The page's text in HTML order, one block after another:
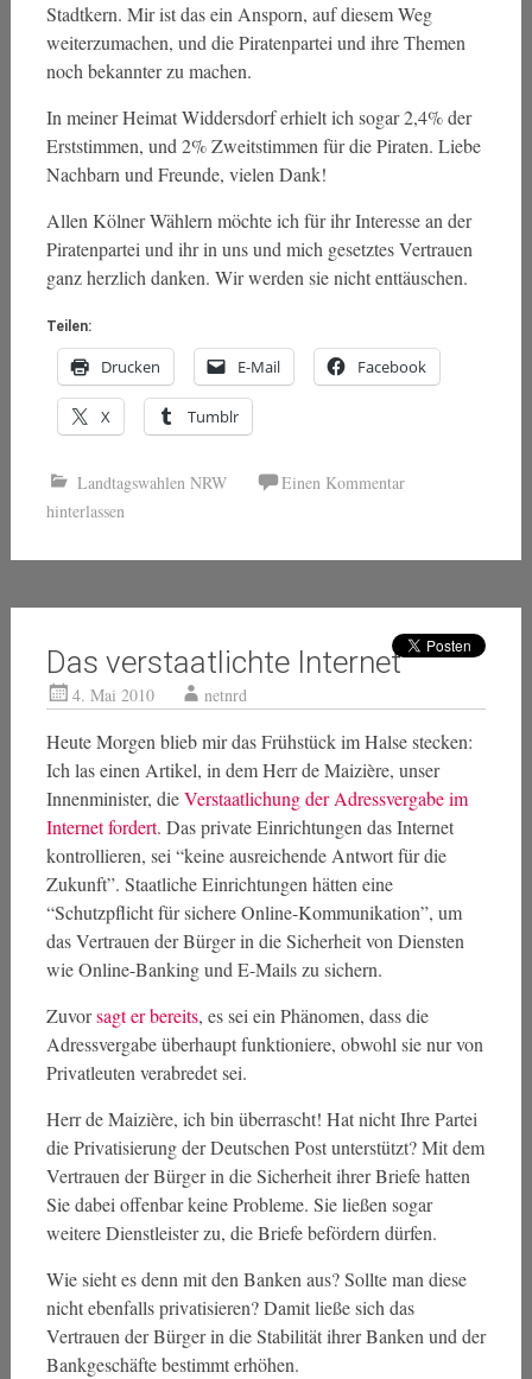
Stadtkern. Mir ist das ein Ansporn, auf diesem Weg
weiterzumachen, und die Piratenpartei und ihre Themen
noch bekannter zu machen.
In meiner Heimat Widdersdorf erhielt ich sogar 2,4% der
Erststimmen, und 2% Zweitstimmen für die Piraten. Liebe
Nachbarn und Freunde, vielen Dank!
Allen Kölner Wählern möchte ich für ihr Interesse an der
Piratenpartei und ihr in uns und mich gesetztes Vertrauen
ganz herzlich danken. Wir werden sie nicht enttäuschen.
Teilen:
Drucken E-Mail Facebook
X Tumblr
Landtagswahlen NRW
Einen Kommentar
hinterlassen
Das verstaatlichte Internet
4. Mai 2010 netnrd
Heute Morgen blieb mir das Frühstück im Halse stecken:
Ich las einen Artikel, in dem Herr de Maizière, unser
Innenminister, dieVerstaatlichung der Adressvergabe im
Internet fordert. Das private Einrichtungen das Internet
kontrollieren, sei “keine ausreichende Antwort für die
Zukunft”. Staatliche Einrichtungen hätten eine
“Schutzpflicht für sichere Online-Kommunikation”, um
das Vertrauen der Bürger in die Sicherheit von Diensten
wie Online-Banking und E-Mails zu sichern.
Zuvorsagt er bereits, es sei ein Phänomen, dass die
Adressvergabe überhaupt funktioniere, obwohl sie nur von
Privatleuten verabredet sei.
Herr de Maizière, ich bin überrascht! Hat nicht Ihre Partei
die Privatisierung der Deutschen Post unterstützt? Mit dem
Vertrauen der Bürger in die Sicherheit ihrer Briefe hatten
Sie dabei offenbar keine Probleme. Sie ließen sogar
weitere Dienstleister zu, die Briefe befördern dürfen.
Wie sieht es denn mit den Banken aus? Sollte man diese
nicht ebenfalls privatisieren? Damit ließe sich das
Vertrauen der Bürger in die Stabilität ihrer Banken und der
Bankgeschäfte bestimmt erhöhen.